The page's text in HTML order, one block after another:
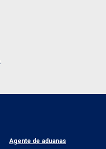
Agente de aduanas